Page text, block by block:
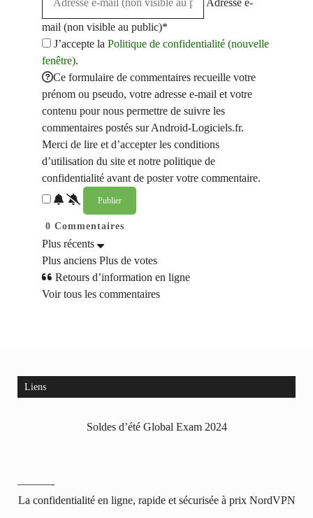
Adresse e-
mail (non visible au public)*
J’accepte la Politique de confidentialité (nouvelle
fenêtre).
Ce formulaire de commentaires recueille votre
prénom ou pseudo, votre adresse e-mail et votre
contenu pour nous permettre de suivre les
commentaires postés sur Android-Logiciels.fr.
Merci de lire et d’accepter les conditions
d’utilisation du site et notre politique de
confidentialité avant de poster votre commentaire.
0 Commentaires
Plus récents
Plus anciens Plus de votes
Retours d’information en ligne
Voir tous les commentaires
Liens
Soldes d’été Global Exam 2024
———-
La confidentialité en ligne, rapide et sécurisée à prix NordVPN